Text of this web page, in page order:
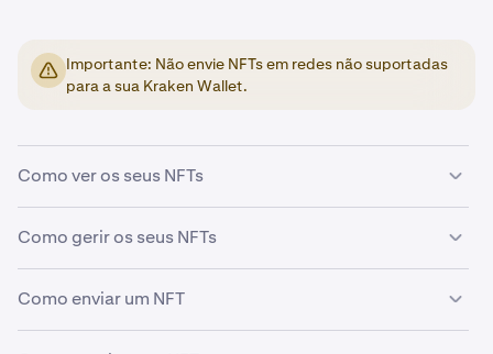
Importante: Não envie NFTs em redes não suportadas
para a sua Kraken Wallet.
Como ver os seus NFTs
Se possuir NFTs em uma das nossas redes suportadas,
encontrará o painel de NFTs no ecrã inicial da sua Kraken
Wallet.
Como gerir os seus NFTs
1
Tocar num NFT abrirá uma vista detalhada do seu
item.
Como enviar um NFT